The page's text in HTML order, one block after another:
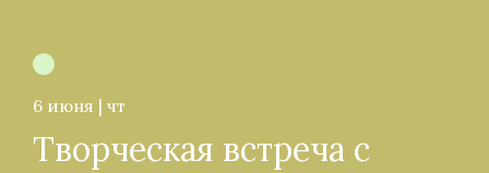
6 июня | чт
Творческая встреча с